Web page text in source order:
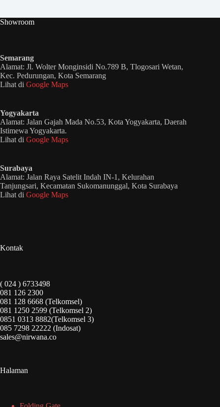
Showroom
Semarang
Alamat: Jl. Wolter Monginsidi No.789 B, Tlogosari Wetan,
Kec. Pedurungan, Kota Semarang
Lihat di Google Maps
Yogyakarta
Alamat: Jalan Gajah Mada No.53, Kota Yogyakarta, Daerah
Istimewa Yogyakarta.
Lihat di Google Maps
Surabaya
Alamat: Jalan Raya Satelit Indah IN-1, Kelurahan
Tanjungsari, Kecamatan Sukomanunggal, Kota Surabaya
Lihat di Google Maps
Kontak
( 024 ) 6733498
081 126 2300
081 128 6668 (Telkomsel)
081 1250 2599 (Telkomsel 2)
0851 0313 8882(Telkomsel 3)
085 7298 22222 (Indosat)
sales@nirwana.co
Halaman